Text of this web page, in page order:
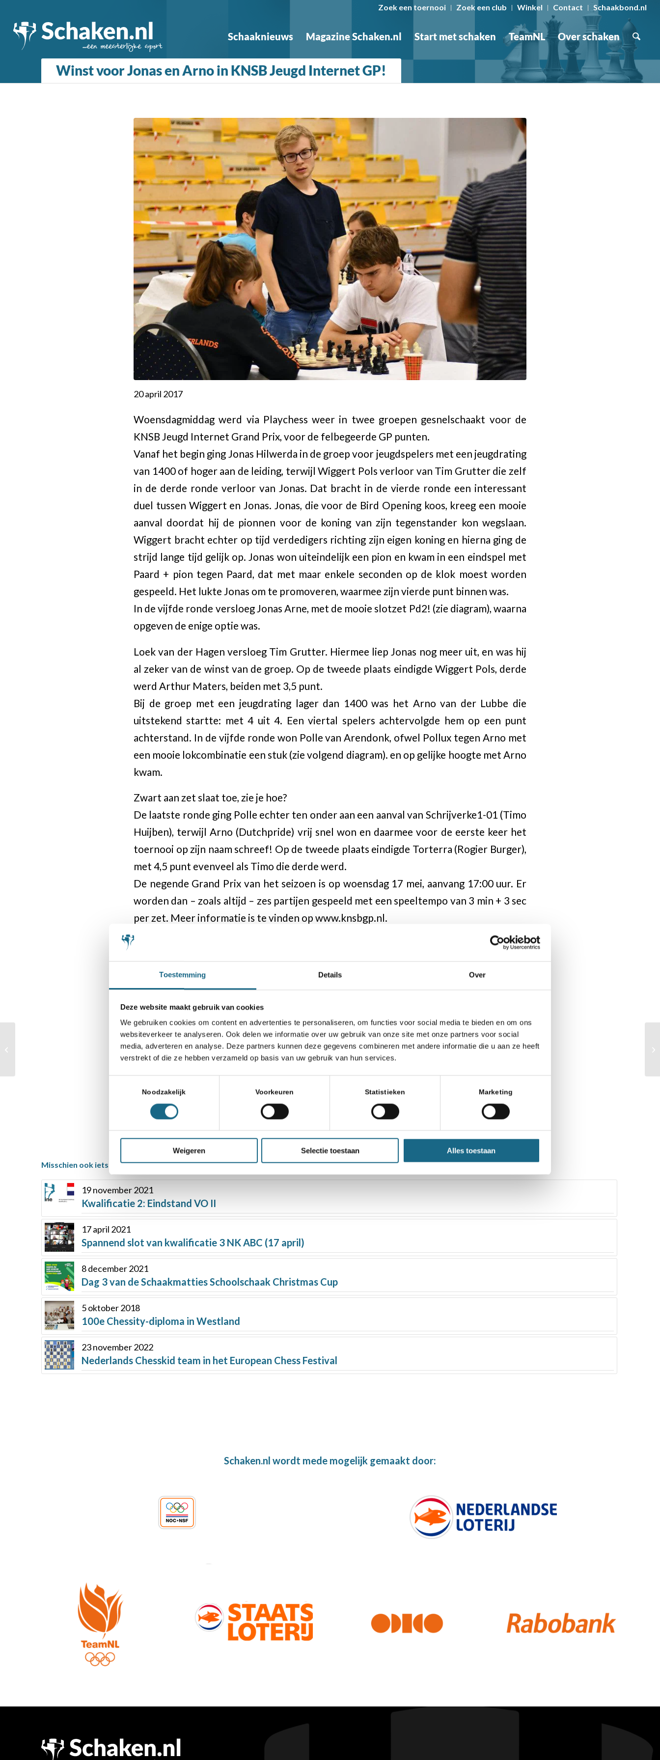
Toestemming Details Over
Deze website maakt gebruik van cookies
We gebruiken cookies om content en advertenties te personaliseren, om functies voor social media te bieden en om ons
websiteverkeer te analyseren. Ook delen we informatie over uw gebruik van onze site met onze partners voor social
media, adverteren en analyse. Deze partners kunnen deze gegevens combineren met andere informatie die u aan ze heeft
verstrekt of die ze hebben verzameld op basis van uw gebruik van hun services.
Noodzakelijk Voorkeuren Statistieken Marketing
Weigeren Selectie toestaan Alles toestaan
Zoek een toernooi Zoek een club Winkel Contact Schaakbond.nl
Schaaknieuws Magazine Schaken.nl Start met schaken TeamNL Over schaken
Winst voor Jonas en Arno in KNSB Jeugd Internet GP!
20 april 2017
Woensdagmiddag werd via Playchess weer in twee groepen gesnelschaakt voor de
KNSB Jeugd Internet Grand Prix, voor de felbegeerde GP punten.
Vanaf het begin ging Jonas Hilwerda in de groep voor jeugdspelers met een jeugdrating
van 1400 of hoger aan de leiding, terwijl Wiggert Pols verloor van Tim Grutter die zelf
in de derde ronde verloor van Jonas. Dat bracht in de vierde ronde een interessant
duel tussen Wiggert en Jonas. Jonas, die voor de Bird Opening koos, kreeg een mooie
aanval doordat hij de pionnen voor de koning van zijn tegenstander kon wegslaan.
Wiggert bracht echter op tijd verdedigers richting zijn eigen koning en hierna ging de
strijd lange tijd gelijk op. Jonas won uiteindelijk een pion en kwam in een eindspel met
Paard + pion tegen Paard, dat met maar enkele seconden op de klok moest worden
gespeeld. Het lukte Jonas om te promoveren, waarmee zijn vierde punt binnen was.
In de vijfde ronde versloeg Jonas Arne, met de mooie slotzet Pd2! (zie diagram), waarna
opgeven de enige optie was.
Loek van der Hagen versloeg Tim Grutter. Hiermee liep Jonas nog meer uit, en was hij
al zeker van de winst van de groep. Op de tweede plaats eindigde Wiggert Pols, derde
werd Arthur Maters, beiden met 3,5 punt.
Bij de groep met een jeugdrating lager dan 1400 was het Arno van der Lubbe die
uitstekend startte: met 4 uit 4. Een viertal spelers achtervolgde hem op een punt
achterstand. In de vijfde ronde won Polle van Arendonk, ofwel Pollux tegen Arno met
een mooie lokcombinatie een stuk (zie volgend diagram). en op gelijke hoogte met Arno
kwam.
Zwart aan zet slaat toe, zie je hoe?
De laatste ronde ging Polle echter ten onder aan een aanval van Schrijverke1-01 (Timo
Huijben), terwijl Arno (Dutchpride) vrij snel won en daarmee voor de eerste keer het
toernooi op zijn naam schreef! Op de tweede plaats eindigde Torterra (Rogier Burger),
met 4,5 punt evenveel als Timo die derde werd.
De negende Grand Prix van het seizoen is op woensdag 17 mei, aanvang 17:00 uur. Er
worden dan – zoals altijd – zes partijen gespeeld met een speeltempo van 3 min + 3 sec
per zet. Meer informatie is te vinden op www.knsbgp.nl.
Oplossing opgave: 1…Txd4 wint een stuk want op 2.Txd4 volgt de dubbele aanval
Zie voor de tussenstanden en eindstanden van GP8
Categorie
Schaaknieuws
Misschien ook iets voor u
19 november 2021
Kwalificatie 2: Eindstand VO II
17 april 2021
Spannend slot van kwalificatie 3 NK ABC (17 april)
8 december 2021
Dag 3 van de Schaakmatties Schoolschaak Christmas Cup
5 oktober 2018
100e Chessity-diploma in Westland
23 november 2022
Nederlands Chesskid team in het European Chess Festival
Schaken.nl wordt mede mogelijk gemaakt door: